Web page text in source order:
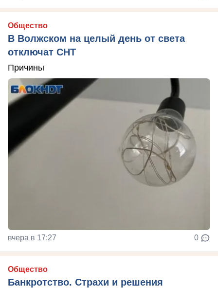
Общество
В Волжском на целый день от света
отключат СНТ
Причины
вчера в 17:27 0
Общество
Банкротство. Страхи и решения